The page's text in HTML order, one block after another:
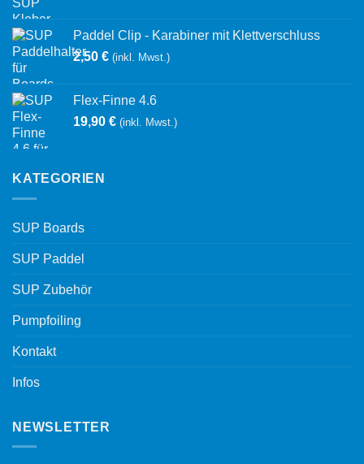
Paddel Clip - Karabiner mit Klettverschluss
2,50 € (inkl. Mwst.)
Flex-Finne 4.6
19,90 € (inkl. Mwst.)
KATEGORIEN
SUP Boards
SUP Paddel
SUP Zubehör
Pumpfoiling
Kontakt
Infos
NEWSLETTER